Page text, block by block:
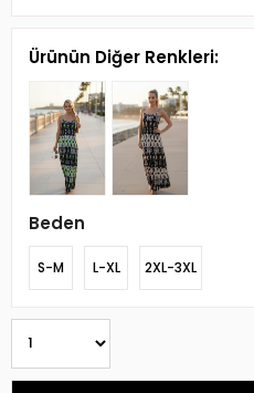
Ürünün Diğer Renkleri:
Beden
S-M L-XL 2XL-3XL